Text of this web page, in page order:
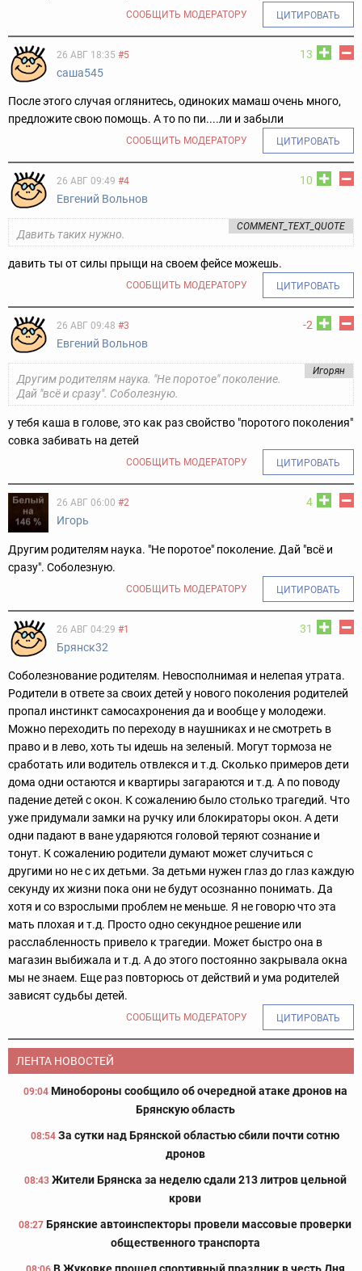
СООБЩИТЬ МОДЕРАТОРУ ЦИТИРОВАТЬ
13
26 АВГ 18:35 #5
саша545
После этого случая оглянитесь, одиноких мамаш очень много,
предложите свою помощь. А то по пи....ли и забыли
СООБЩИТЬ МОДЕРАТОРУ ЦИТИРОВАТЬ
10
26 АВГ 09:49 #4
Евгений Вольнов
COMMENT_TEXT_QUOTE
Давить таких нужно.
давить ты от силы прыщи на своем фейсе можешь.
СООБЩИТЬ МОДЕРАТОРУ ЦИТИРОВАТЬ
-2
26 АВГ 09:48 #3
Евгений Вольнов
Игорян
Другим родителям наука. "Не поротое" поколение.
Дай "всё и сразу". Соболезную.
у тебя каша в голове, это как раз свойство "поротого поколения"
совка забивать на детей
СООБЩИТЬ МОДЕРАТОРУ ЦИТИРОВАТЬ
4
26 АВГ 06:00 #2
Игорь
Другим родителям наука. "Не поротое" поколение. Дай "всё и
сразу". Соболезную.
СООБЩИТЬ МОДЕРАТОРУ ЦИТИРОВАТЬ
31
26 АВГ 04:29 #1
Брянск32
Соболезнование родителям. Невосполнимая и нелепая утрата.
Родители в ответе за своих детей у нового поколения родителей
пропал инстинкт самосахронения да и вообще у молодежи.
Можно переходить по переходу в наушниках и не смотреть в
право и в лево, хоть ты идешь на зеленый. Могут тормоза не
сработать или водитель отвлекся и т.д. Сколько примеров дети
дома одни остаются и квартиры загараются и т.д. А по поводу
падение детей с окон. К сожалению было столько трагедий. Что
уже придумали замки на ручку или блокираторы окон. А дети
одни падают в ване ударяются головой теряют сознание и
тонут. К сожалению родители думают может случиться с
другими но не с их детьми. За детьми нужен глаз до глаз каждую
секунду их жизни пока они не будут осознанно понимать. Да
хотя и со взрослыми проблем не меньше. Я не говорю что эта
мать плохая и т.д. Просто одно секундное решение или
расслабленность привело к трагедии. Может быстро она в
магазин выбижала и т.д. А до этого постоянно закрывала окна
мы не знаем. Еще раз повторюсь от действий и ума родителей
зависят судьбы детей.
СООБЩИТЬ МОДЕРАТОРУ ЦИТИРОВАТЬ
ЛЕНТА НОВОСТЕЙ
09:04 Минобороны сообщило об очередной атаке дронов на
Брянскую область
08:54 За сутки над Брянской областью сбили почти сотню
дронов
08:43 Жители Брянска за неделю сдали 213 литров цельной
крови
08:27 Брянские автоинспекторы провели массовые проверки
общественного транспорта